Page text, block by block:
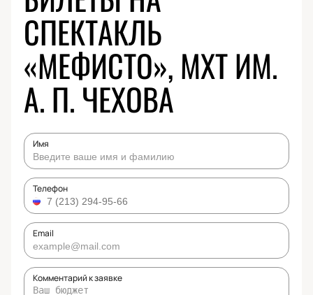
СПЕКТАКЛЬ
«МЕФИСТО», МХТ ИМ.
А. П. ЧЕХОВА
Имя
Телефон
Email
Комментарий к заявке